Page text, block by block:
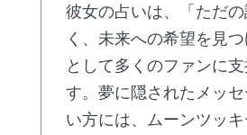
彼女の占いは、「ただ
く、未来への希望を見つ
として多くのファンに
す。夢に隠されたメッ
い方には、ムーンツッ